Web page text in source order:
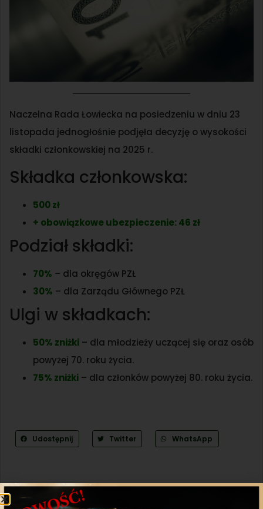
Naczelna Rada Łowiecka na posiedzeniu w dniu 23
listopada jednogłośnie podjęła decyzję o wysokości
składki członkowskiej na 2025 r.
Składka członkowska:
500 zł
+ obowiązkowe ubezpieczenie: 46 zł
Podział składki:
70% – dla okręgów PZŁ
30% – dla Zarządu Głównego PZŁ
Ulgi w składkach:
50% zniżki – dla młodzieży uczącej się oraz osób
powyżej 70. roku życia.
75% zniżki – dla członków powyżej 80. roku życia.
Udostępnij Twitter WhatsApp
Poprzedni artykuł